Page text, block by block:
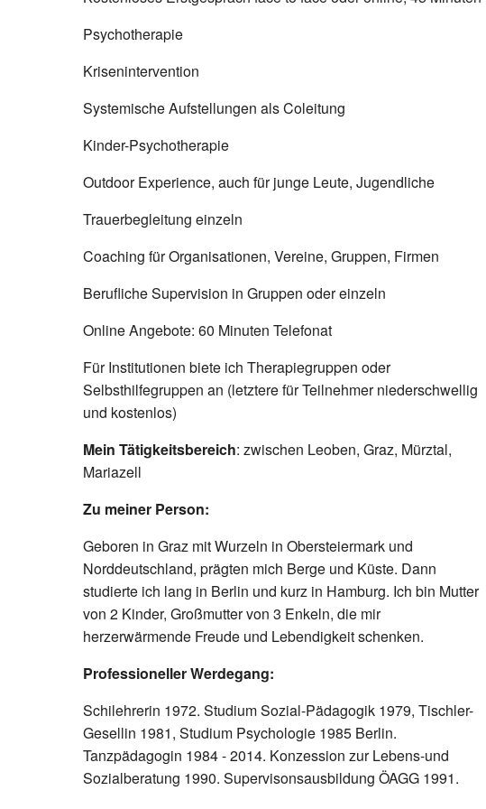
Psychotherapie
Krisenintervention
Systemische Aufstellungen als Coleitung
Kinder-Psychotherapie
Outdoor Experience, auch für junge Leute, Jugendliche
Trauerbegleitung einzeln
Coaching für Organisationen, Vereine, Gruppen, Firmen
Berufliche Supervision in Gruppen oder einzeln
Online Angebote: 60 Minuten Telefonat
Für Institutionen biete ich Therapiegruppen oder
Selbsthilfegruppen an (letztere für Teilnehmer niederschwellig
und kostenlos)
Mein Tätigkeitsbereich: zwischen Leoben, Graz, Mürztal,
Mariazell
Zu meiner Person:
Geboren in Graz mit Wurzeln in Obersteiermark und
Norddeutschland, prägten mich Berge und Küste. Dann
studierte ich lang in Berlin und kurz in Hamburg. Ich bin Mutter
von 2 Kinder, Großmutter von 3 Enkeln, die mir
herzerwärmende Freude und Lebendigkeit schenken.
Professioneller Werdegang:
Schilehrerin 1972. Studium Sozial-Pädagogik 1979, Tischler-
Gesellin 1981, Studium Psychologie 1985 Berlin.
Tanzpädagogin 1984 - 2014. Konzession zur Lebens-und
Sozialberatung 1990. Supervisonsausbildung ÖAGG 1991.